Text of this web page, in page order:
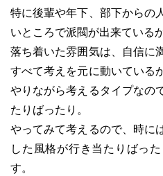
特に後輩や年下、部下からの
いところで派閥が出来ているか
落ち着いた雰囲気は、自信に
すべて考えを元に動いている
やりながら考えるタイプなの
たりばったり。
やってみて考えるので、時に
した風格が行き当たりばっ
す。